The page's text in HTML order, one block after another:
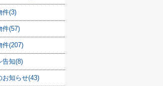
件(3)
件(57)
件(207)
告知(8)
お知らせ(43)